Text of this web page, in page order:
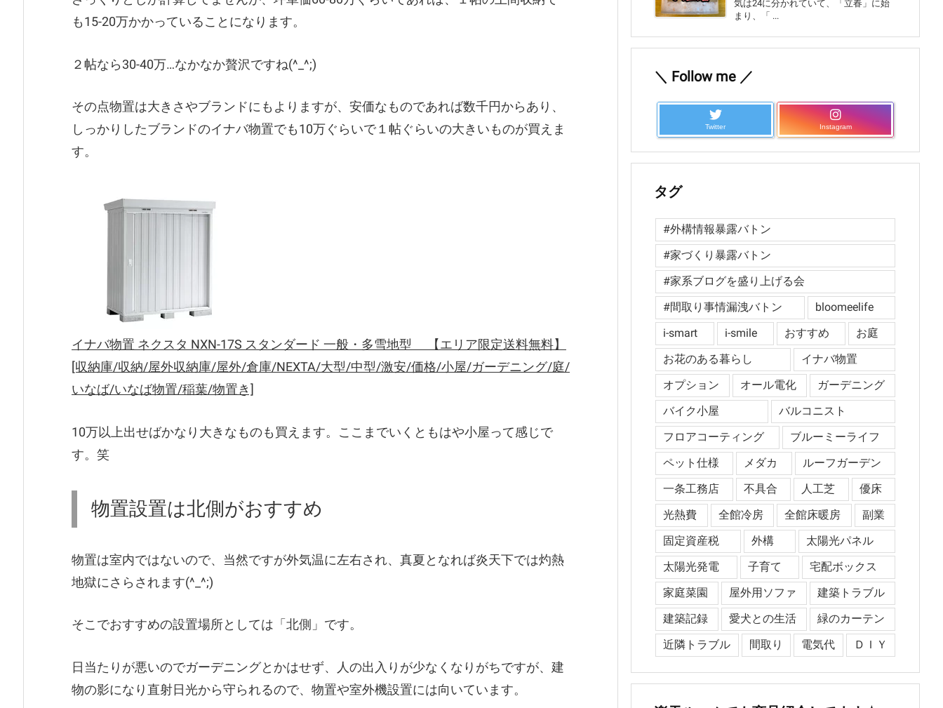
も15-20万かかっていることになります。
２帖なら30-40万…なかなか贅沢ですね(^_^;)
その点物置は大きさやブランドにもよりますが、安価なものであれば数千円からあり、
しっかりしたブランドのイナバ物置でも10万ぐらいで１帖ぐらいの大きいものが買えま
す。
イナバ物置 ネクスタ NXN-17S スタンダード 一般・多雪地型 【エリア限定送料無料】
[収納庫/収納/屋外収納庫/屋外/倉庫/NEXTA/大型/中型/激安/価格/小屋/ガーデニング/庭/
いなば/いなば物置/稲葉/物置き]
10万以上出せばかなり大きなものも買えます。ここまでいくともはや小屋って感じで
す。笑
物置設置は北側がおすすめ
物置は室内ではないので、当然ですが外気温に左右され、真夏となれば炎天下では灼熱
地獄にさらされます(^_^;)
そこでおすすめの設置場所としては「北側」です。
日当たりが悪いのでガーデニングとかはせず、人の出入りが少なくなりがちですが、建
物の影になり直射日光から守られるので、物置や室外機設置には向いています。
気は24に分かれていて、「立春」に始
まり、「 ...
＼ Follow me ／
Twitter Instagram
タグ
#外構情報暴露バトン
#家づくり暴露バトン
#家系ブログを盛り上げる会
#間取り事情漏洩バトン
bloomeelife
i-smart
i-smile おすすめ
お庭
お花のある暮らし
イナバ物置
オプション
オール電化
ガーデニング
バイク小屋
バルコニスト
フロアコーティング
ブルーミーライフ
ペット仕様
メダカ
ルーフガーデン
一条工務店
不具合 人工芝
優床
光熱費
全館冷房 全館床暖房
副業
固定資産税
外構
太陽光パネル
太陽光発電
子育て
宅配ボックス
家庭菜園
屋外用ソファ
建築トラブル
建築記録
愛犬との生活
緑のカーテン
近隣トラブル
間取り 電気代 ＤＩＹ